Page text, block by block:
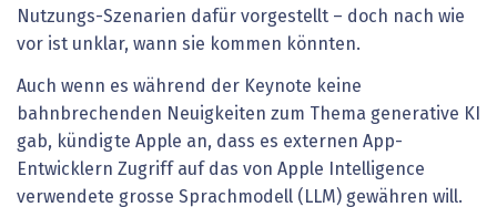
Nutzungs-Szenarien dafür vorgestellt – doch nach wie
vor ist unklar, wann sie kommen könnten.
Auch wenn es während der Keynote keine
bahnbrechenden Neuigkeiten zum Thema generative KI
gab, kündigte Apple an, dass es externen App-
Entwicklern Zugriff auf das von Apple Intelligence
verwendete grosse Sprachmodell (LLM) gewähren will.